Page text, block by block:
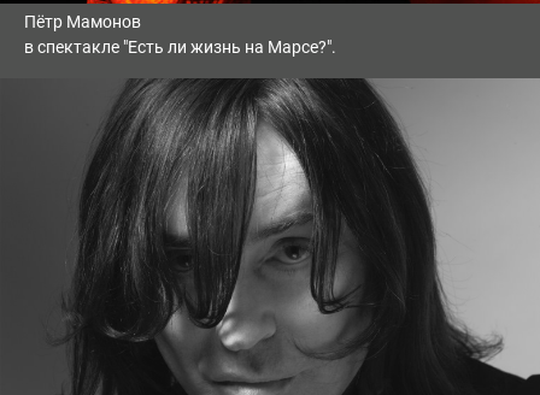
Пётр Мамонов
в спектакле "Есть ли жизнь на Марсе?".